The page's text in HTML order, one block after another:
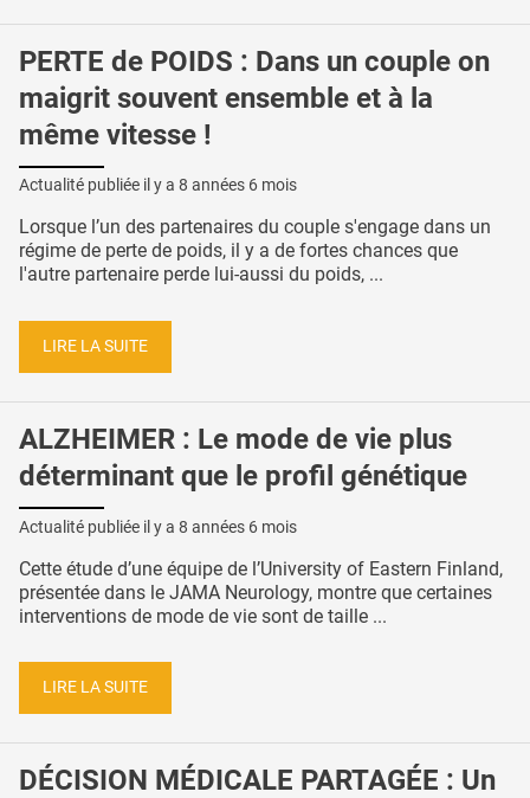
PERTE de POIDS : Dans un couple on
maigrit souvent ensemble et à la
même vitesse !
Actualité publiée il y a 8 années 6 mois
Lorsque l’un des partenaires du couple s'engage dans un
régime de perte de poids, il y a de fortes chances que
l'autre partenaire perde lui-aussi du poids, ...
LIRE LA SUITE
ALZHEIMER : Le mode de vie plus
déterminant que le profil génétique
Actualité publiée il y a 8 années 6 mois
Cette étude d’une équipe de l’University of Eastern Finland,
présentée dans le JAMA Neurology, montre que certaines
interventions de mode de vie sont de taille ...
LIRE LA SUITE
DÉCISION MÉDICALE PARTAGÉE : Un